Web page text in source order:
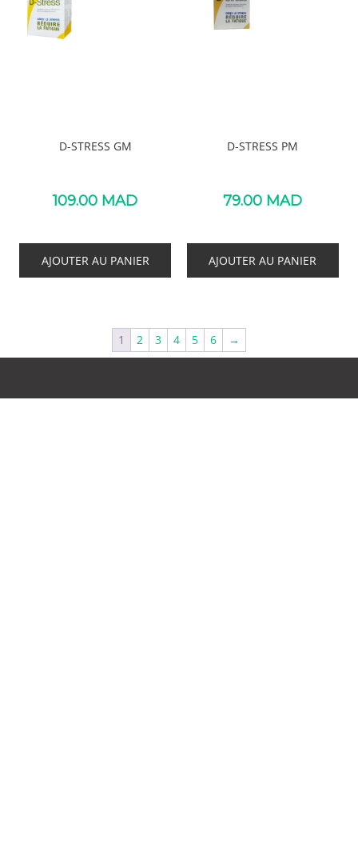
D-STRESS GM
109.00 MAD
AJOUTER AU PANIER
D-STRESS PM
79.00 MAD
AJOUTER AU PANIER
1 2 3 4 5 6 →